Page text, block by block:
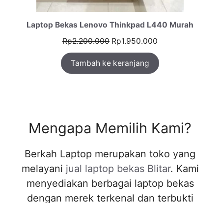
Laptop Bekas Lenovo Thinkpad L440 Murah
Rp2.200.000 Harga
aslinya
adalah:
Rp2.200.000.
Rp1.950.000
ini
Tambah ke keranjang
Mengapa Memilih Kami?
Berkah Laptop merupakan toko yang
melayani jual laptop bekas Blitar. Kami
menyediakan berbagai laptop bekas
dengan merek terkenal dan terbukti